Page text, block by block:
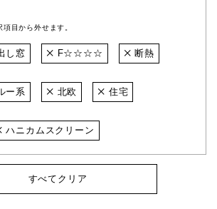
目から外せます。
し窓 F☆☆☆☆ 断熱
ー系 北欧 住宅
ハニカムスクリーン
すべてクリア